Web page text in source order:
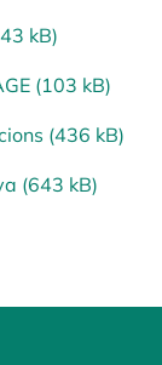
kB)
(103 kB)
(436 kB)
(643 kB)